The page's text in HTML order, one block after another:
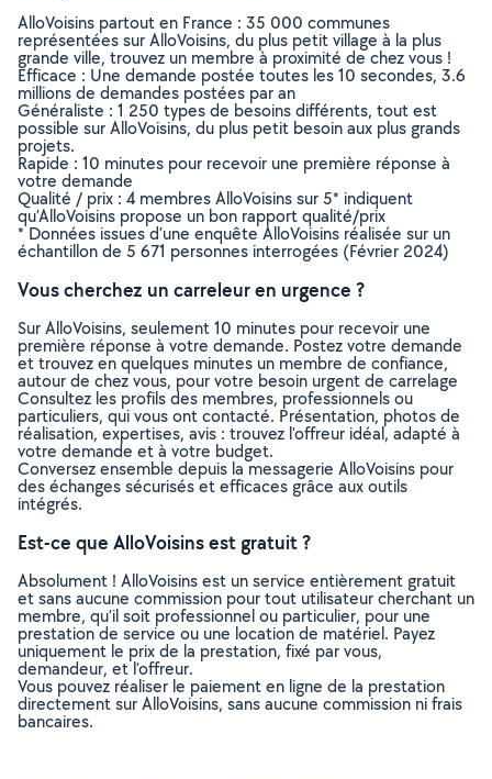
AlloVoisins partout en France : 35 000 communes
représentées sur AlloVoisins, du plus petit village à la plus
grande ville, trouvez un membre à proximité de chez vous !
Efficace : Une demande postée toutes les 10 secondes, 3.6
millions de demandes postées par an
Généraliste : 1 250 types de besoins différents, tout est
possible sur AlloVoisins, du plus petit besoin aux plus grands
projets.
Rapide : 10 minutes pour recevoir une première réponse à
votre demande
Qualité / prix : 4 membres AlloVoisins sur 5* indiquent
qu’AlloVoisins propose un bon rapport qualité/prix
* Données issues d’une enquête AlloVoisins réalisée sur un
échantillon de 5 671 personnes interrogées (Février 2024)
Vous cherchez un carreleur en urgence ?
Sur AlloVoisins, seulement 10 minutes pour recevoir une
première réponse à votre demande. Postez votre demande
et trouvez en quelques minutes un membre de confiance,
autour de chez vous, pour votre besoin urgent de carrelage
Consultez les profils des membres, professionnels ou
particuliers, qui vous ont contacté. Présentation, photos de
réalisation, expertises, avis : trouvez l'offreur idéal, adapté à
votre demande et à votre budget.
Conversez ensemble depuis la messagerie AlloVoisins pour
des échanges sécurisés et efficaces grâce aux outils
intégrés.
Est-ce que AlloVoisins est gratuit ?
Absolument ! AlloVoisins est un service entièrement gratuit
et sans aucune commission pour tout utilisateur cherchant un
membre, qu’il soit professionnel ou particulier, pour une
prestation de service ou une location de matériel. Payez
uniquement le prix de la prestation, fixé par vous,
demandeur, et l’offreur.
Vous pouvez réaliser le paiement en ligne de la prestation
directement sur AlloVoisins, sans aucune commission ni frais
bancaires.